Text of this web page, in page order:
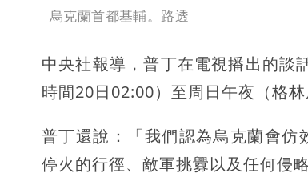
烏克蘭首都基輔。路透
中央社報導，普丁在電視播出的談
時間20日02:00）至周日午夜（格
普丁還說：「我們認為烏克蘭會仿
停火的行徑、敵軍挑釁以及任何侵略